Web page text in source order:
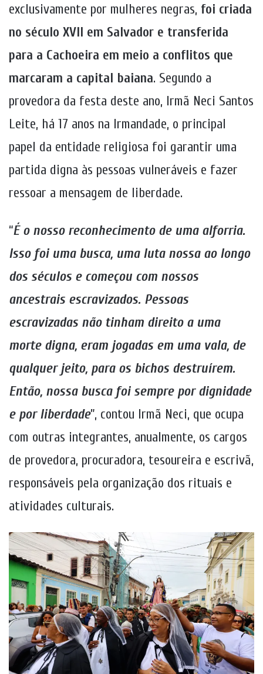
exclusivamente por mulheres negras, foi criada
no século XVII em Salvador e transferida
para a Cachoeira em meio a conflitos que
marcaram a capital baiana. Segundo a
provedora da festa deste ano, Irmã Neci Santos
Leite, há 17 anos na Irmandade, o principal
papel da entidade religiosa foi garantir uma
partida digna às pessoas vulneráveis e fazer
ressoar a mensagem de liberdade.
“É o nosso reconhecimento de uma alforria.
Isso foi uma busca, uma luta nossa ao longo
dos séculos e começou com nossos
ancestrais escravizados. Pessoas
escravizadas não tinham direito a uma
morte digna, eram jogadas em uma vala, de
qualquer jeito, para os bichos destruírem.
Então, nossa busca foi sempre por dignidade
e por liberdade”, contou Irmã Neci, que ocupa
com outras integrantes, anualmente, os cargos
de provedora, procuradora, tesoureira e escrivã,
responsáveis pela organização dos rituais e
atividades culturais.